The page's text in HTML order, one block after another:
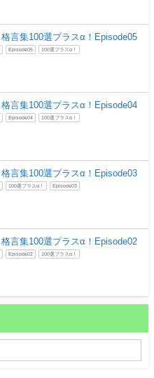
言集100選プラスα！Episode05
Episode05 100選プラスα！
言集100選プラスα！Episode04
Episode04 100選プラスα！
言集100選プラスα！Episode03
100選プラスα！ Episode03
言集100選プラスα！Episode02
Episode02 100選プラスα！